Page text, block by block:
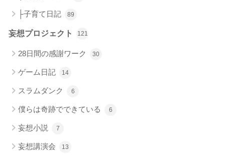
├子育て日記 89
妄想プロジェクト 121
28日間の感謝ワーク 30
ゲーム日記 14
スラムダンク 6
僕らは奇跡でできている 6
妄想小説 7
妄想講演会 13